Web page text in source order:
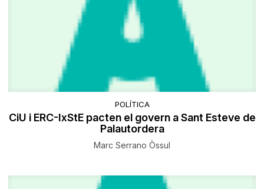
POLÍTICA
CiU i ERC-IxStE pacten el govern a Sant Esteve de
Palautordera
Marc Serrano Òssul